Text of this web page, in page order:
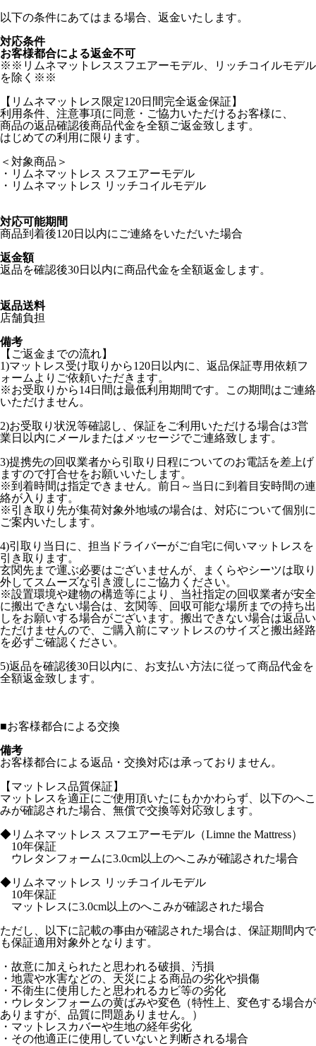
以下の条件にあてはまる場合、返金いたします。
対応条件
お客様都合による返金不可
※※リムネマットレススフエアーモデル、リッチコイルモデル
を除く※※
【リムネマットレス限定120日間完全返金保証】
利用条件、注意事項に同意・ご協力いただけるお客様に、
商品の返品確認後商品代金を全額ご返金致します。
はじめての利用に限ります。
＜対象商品＞
・リムネマットレス スフエアーモデル
・リムネマットレス リッチコイルモデル
対応可能期間
商品到着後120日以内にご連絡をいただいた場合
返金額
返品を確認後30日以内に商品代金を全額返金します。
返品送料
店舗負担
備考
【ご返金までの流れ】
1)マットレス受け取りから120日以内に、返品保証専用依頼フ
ォームよりご依頼いただきます。
※お受取りから14日間は最低利用期間です。この期間はご連絡
いただけません。
2)お受取り状況等確認し、保証をご利用いただける場合は3営
業日以内にメールまたはメッセージでご連絡致します。
3)提携先の回収業者から引取り日程についてのお電話を差上げ
ますので打合せをお願いいたします。
※到着時間は指定できません。前日～当日に到着目安時間の連
絡が入ります。
※引き取り先が集荷対象外地域の場合は、対応について個別に
ご案内いたします。
4)引取り当日に、担当ドライバーがご自宅に伺いマットレスを
引き取ります。
玄関先まで運ぶ必要はございませんが、まくらやシーツは取り
外してスムーズな引き渡しにご協力ください。
※設置環境や建物の構造等により、当社指定の回収業者が安全
に搬出できない場合は、玄関等、回収可能な場所までの持ち出
しをお願いする場合がございます。搬出できない場合は返品い
ただけませんので、ご購入前にマットレスのサイズと搬出経路
を必ずご確認ください。
5)返品を確認後30日以内に、お支払い方法に従って商品代金を
全額返金致します。
■お客様都合による交換
備考
お客様都合による返品・交換対応は承っておりません。
【マットレス品質保証】
マットレスを適正にご使用頂いたにもかかわらず、以下のへこ
みが確認された場合、無償で交換等対応致します。
◆リムネマットレス スフエアーモデル（Limne the Mattress）
10年保証
ウレタンフォームに3.0cm以上のへこみが確認された場合
◆リムネマットレス リッチコイルモデル
10年保証
マットレスに3.0cm以上のへこみが確認された場合
ただし、以下に記載の事由が確認された場合は、保証期間内で
も保証適用対象外となります。
・故意に加えられたと思われる破損、汚損
・地震や水害などの、天災による商品の劣化や損傷
・不衛生に使用したと思われるカビ等の劣化
・ウレタンフォームの黄ばみや変色（特性上、変色する場合が
ありますが、品質に問題ありません。）
・マットレスカバーや生地の経年劣化
・その他適正に使用していないと判断される場合